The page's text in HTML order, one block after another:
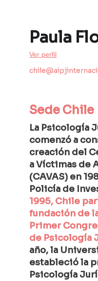
Paula
Ver perfil
Sede Chile
La Psicología
comenzó a
creación del
a Víctimas de
(CAVAS) en
Policía de
1995, Chile
fundación de
Primer
de Psicología
año, la
estableció la
Psicología